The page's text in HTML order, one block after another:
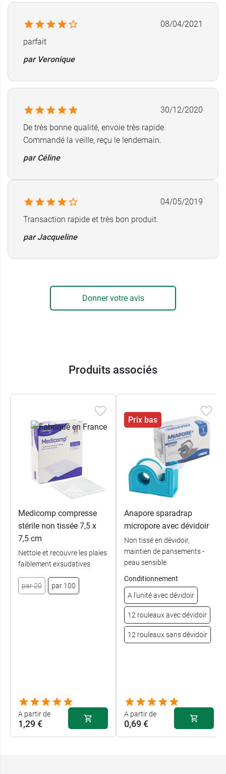
08/04/2021
parfait
par Veronique
30/12/2020
De très bonne qualité, envoie très rapide.
Commandé la veille, reçu le lendemain.
par Céline
04/05/2019
Transaction rapide et très bon produit.
par Jacqueline
Donner votre avis
Produits associés
Medicomp compresse
stérile non tissée 7,5 x
7,5 cm
Nettoie et recouvre les plaies
faiblement exsudatives
par 20 par 100
A partir de
1,29 €
Prix bas
Anapore sparadrap
micropore avec dévidoir
Non tissé en dévidoir,
maintien de pansements -
peau sensible
Conditionnement
A l'unité avec dévidoir
12 rouleaux avec dévidoir
12 rouleaux sans dévidoir
A partir de
0,69 €